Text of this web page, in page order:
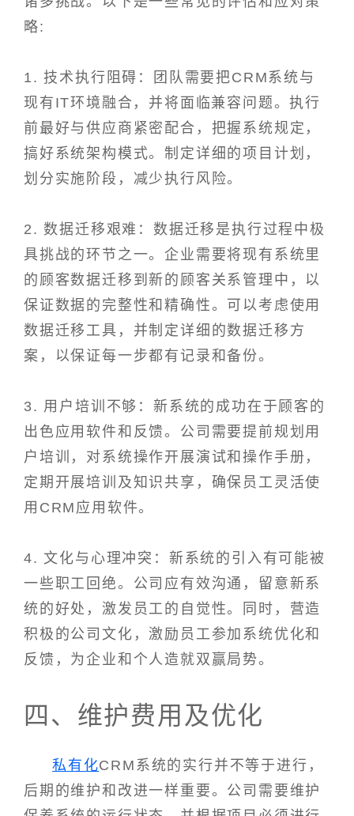
略:
1. 技术执行阻碍：团队需要把CRM系统与
现有IT环境融合，并将面临兼容问题。执行
前最好与供应商紧密配合，把握系统规定，
搞好系统架构模式。制定详细的项目计划，
划分实施阶段，减少执行风险。
2. 数据迁移艰难：数据迁移是执行过程中极
具挑战的环节之一。企业需要将现有系统里
的顾客数据迁移到新的顾客关系管理中，以
保证数据的完整性和精确性。可以考虑使用
数据迁移工具，并制定详细的数据迁移方
案，以保证每一步都有记录和备份。
3. 用户培训不够：新系统的成功在于顾客的
出色应用软件和反馈。公司需要提前规划用
户培训，对系统操作开展演试和操作手册，
定期开展培训及知识共享，确保员工灵活使
用CRM应用软件。
4. 文化与心理冲突：新系统的引入有可能被
一些职工回绝。公司应有效沟通，留意新系
统的好处，激发员工的自觉性。同时，营造
积极的公司文化，激励员工参加系统优化和
反馈，为企业和个人造就双赢局势。
四、维护费用及优化
私有化CRM系统的实行并不等于进行，
后期的维护和改进一样重要。公司需要维护